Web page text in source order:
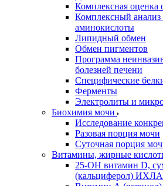
Комплексная оценка
Комплексный анализ
аминокислоты
Липидный обмен
Обмен пигментов
Программа
болезней печени
Специфические
Ферменты
Электролиты и
Биохимия мочи
Исследование
Разовая порция мочи
Суточная порция
Витамины, жирные
25-OH витамин D,
(кальциферол) ИХЛА